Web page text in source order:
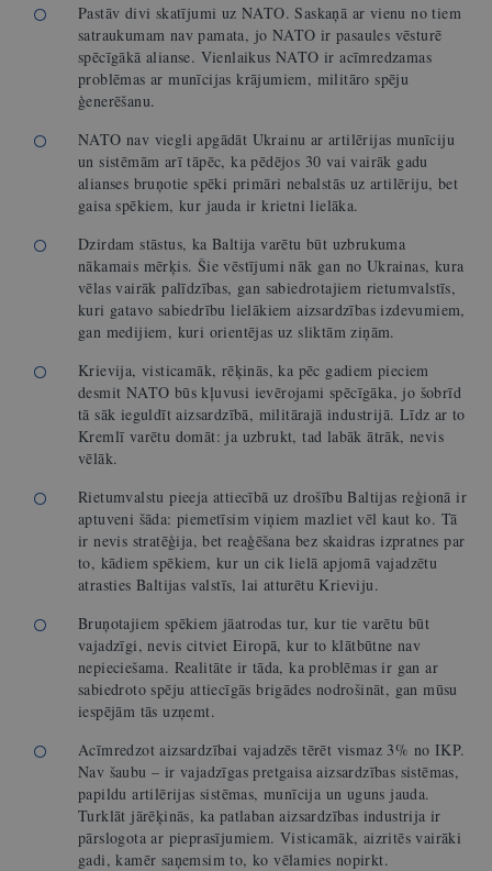
Pastāv divi skatījumi uz NATO. Saskaņā ar vienu no tiem
satraukumam nav pamata, jo NATO ir pasaules vēsturē
spēcīgākā alianse. Vienlaikus NATO ir acīmredzamas
problēmas ar munīcijas krājumiem, militāro spēju
ģenerēšanu.
NATO nav viegli apgādāt Ukrainu ar artilērijas munīciju
un sistēmām arī tāpēc, ka pēdējos 30 vai vairāk gadu
alianses bruņotie spēki primāri nebalstās uz artilēriju, bet
gaisa spēkiem, kur jauda ir krietni lielāka.
Dzirdam stāstus, ka Baltija varētu būt uzbrukuma
nākamais mērķis. Šie vēstījumi nāk gan no Ukrainas, kura
vēlas vairāk palīdzības, gan sabiedrotajiem rietumvalstīs,
kuri gatavo sabiedrību lielākiem aizsardzības izdevumiem,
gan medijiem, kuri orientējas uz sliktām ziņām.
Krievija, visticamāk, rēķinās, ka pēc gadiem pieciem
desmit NATO būs kļuvusi ievērojami spēcīgāka, jo šobrīd
tā sāk ieguldīt aizsardzībā, militārajā industrijā. Līdz ar to
Kremlī varētu domāt: ja uzbrukt, tad labāk ātrāk, nevis
vēlāk.
Rietumvalstu pieeja attiecībā uz drošību Baltijas reģionā ir
aptuveni šāda: piemetīsim viņiem mazliet vēl kaut ko. Tā
ir nevis stratēģija, bet reaģēšana bez skaidras izpratnes par
to, kādiem spēkiem, kur un cik lielā apjomā vajadzētu
atrasties Baltijas valstīs, lai atturētu Krieviju.
Bruņotajiem spēkiem jāatrodas tur, kur tie varētu būt
vajadzīgi, nevis citviet Eiropā, kur to klātbūtne nav
nepieciešama. Realitāte ir tāda, ka problēmas ir gan ar
sabiedroto spēju attiecīgās brigādes nodrošināt, gan mūsu
iespējām tās uzņemt.
Acīmredzot aizsardzībai vajadzēs tērēt vismaz 3% no IKP.
Nav šaubu – ir vajadzīgas pretgaisa aizsardzības sistēmas,
papildu artilērijas sistēmas, munīcija un uguns jauda.
Turklāt jārēķinās, ka patlaban aizsardzības industrija ir
pārslogota ar pieprasījumiem. Visticamāk, aizritēs vairāki
gadi, kamēr saņemsim to, ko vēlamies nopirkt.